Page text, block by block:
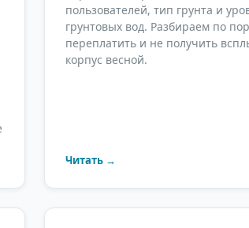
пользователей, тип грунта и
грунтовых вод. Разбираем по
переплатить и не получить
корпус весной.
Читать →